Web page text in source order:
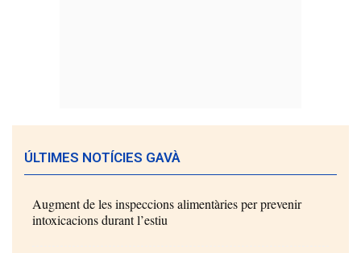
ÚLTIMES NOTÍCIES GAVÀ
Augment de les inspeccions alimentàries per prevenir
intoxicacions durant l’estiu